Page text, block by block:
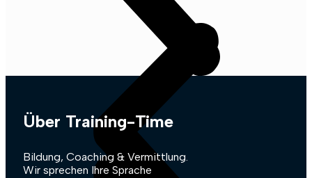
Über Training-Time
Bildung, Coaching & Vermittlung.
Wir sprechen Ihre Sprache